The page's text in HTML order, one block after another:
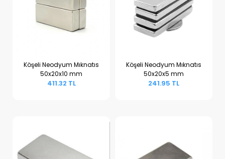
Sepete Ekle
Köşeli Neodyum Mıknatıs
50x20x10 mm
411.32 TL
Sepete Ekle
Köşeli Neodyum Mıknatıs
50x20x5 mm
241.95 TL